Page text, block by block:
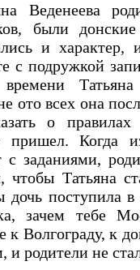
Веденеева
были
и
с подружкой
ото всех она
о
пришел. Когда
с заданиями,
чтобы Татьяна
дочь поступила
зачем тебе
к Волгограду, к
и родители не